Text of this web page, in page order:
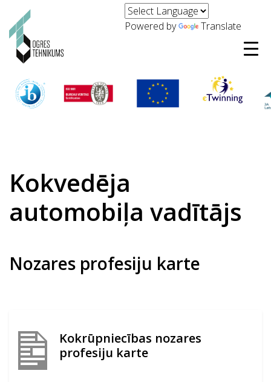
Powered by Translate
Kokvedēja
automobiļa vadītājs
Nozares profesiju karte
Kokrūpniecības nozares
profesiju karte